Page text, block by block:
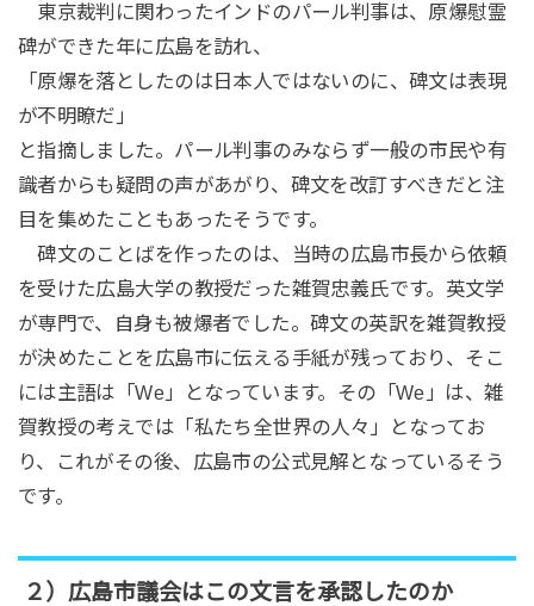
東京裁判に関わったインドのパール判事は、原爆慰霊
碑ができた年に広島を訪れ、
「原爆を落としたのは日本人ではないのに、碑文は表現
が不明瞭だ」
と指摘しました。パール判事のみならず一般の市民や有
識者からも疑問の声があがり、碑文を改訂すべきだと注
目を集めたこともあったそうです。
碑文のことばを作ったのは、当時の広島市長から依頼
を受けた広島大学の教授だった雑賀忠義氏です。英文学
が専門で、自身も被爆者でした。碑文の英訳を雑賀教授
が決めたことを広島市に伝える手紙が残っており、そこ
には主語は「We」となっています。その「We」は、雑
賀教授の考えでは「私たち全世界の人々」となってお
り、これがその後、広島市の公式見解となっているそう
です。
２）広島市議会はこの文言を承認したのか